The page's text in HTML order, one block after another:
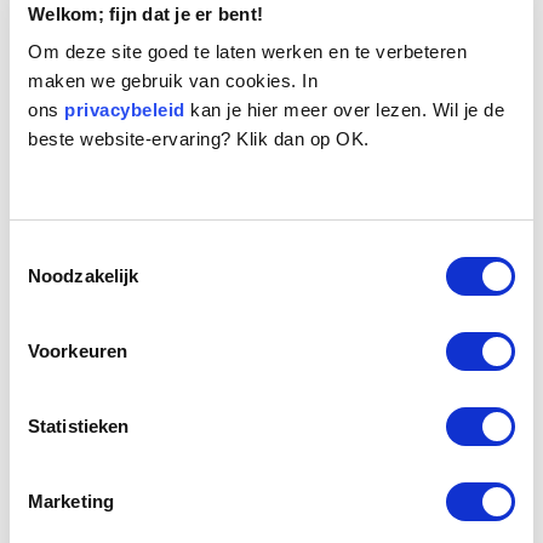
Welkom; fijn dat je er bent!
Om deze site goed te laten werken en te verbeteren
maken we gebruik van cookies. In
ons privacybeleid kan je hier meer over lezen. Wil je de
beste website-ervaring? Klik dan op OK.
Noodzakelijk
Voorkeuren
Statistieken
Marketing
Naam: Droppie
Ras/type:
Hoeveel dagen te gast geweest:
Droppie is een Mopshondkruising. Een oud dametje van 13 jaar oud.